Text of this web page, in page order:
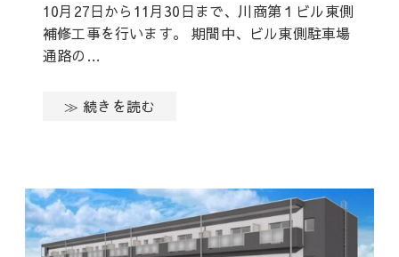
10月27日から11月30日まで、川商第１ビル東側
補修工事を行います。 期間中、ビル東側駐車場
通路の…
≫ 続きを読む